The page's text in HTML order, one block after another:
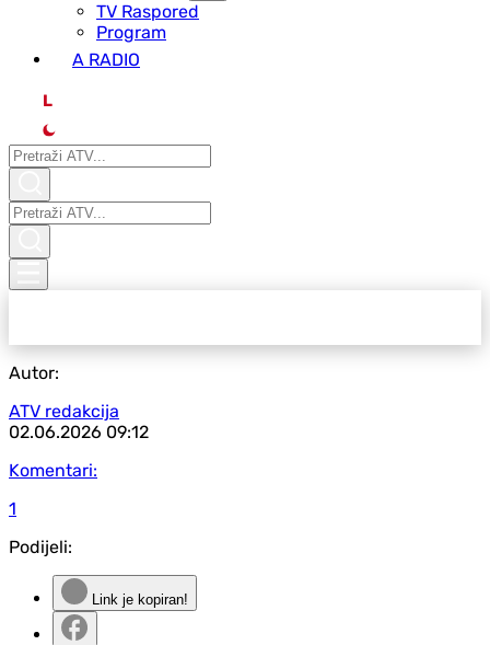
ТV Raspored
Program
A RADIO
L
Autor:
ATV redakcija
02.06.2026 09:12
Komentari:
1
Podijeli:
Link je kopiran!